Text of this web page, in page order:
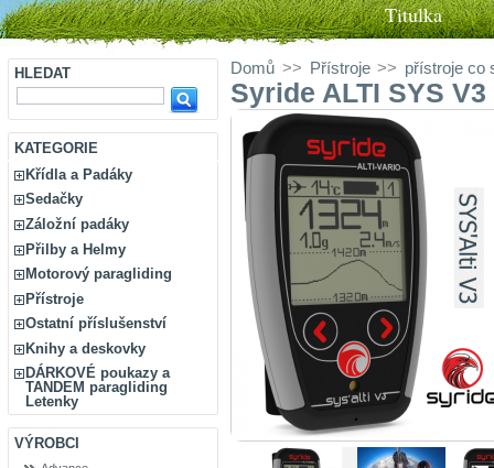
Titulka
HLEDAT
KATEGORIE
Křídla a Padáky
Sedačky
Záložní padáky
Přilby a Helmy
Motorový paragliding
Přístroje
Ostatní příslušenství
Knihy a deskovky
DÁRKOVÉ poukazy a
TANDEM paragliding
Letenky
VÝROBCI
Domů >> Přístroje >> přístroje co
Syride ALTI SYS V3